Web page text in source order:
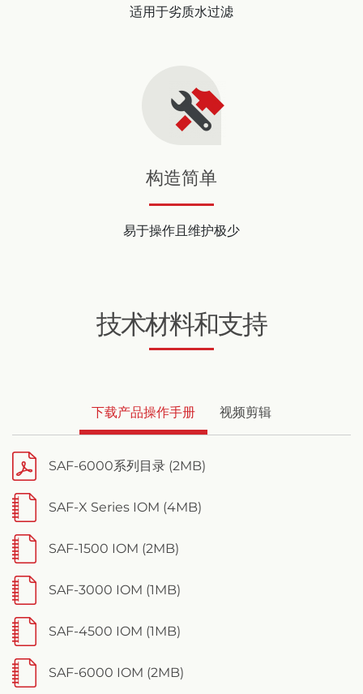
适用于劣质水过滤
构造简单
易于操作且维护极少
技术材料和支持
下载产品操作手册 视频剪辑
SAF-6000系列目录 (2MB)
SAF-X Series IOM (4MB)
SAF-1500 IOM (2MB)
SAF-3000 IOM (1MB)
SAF-4500 IOM (1MB)
SAF-6000 IOM (2MB)